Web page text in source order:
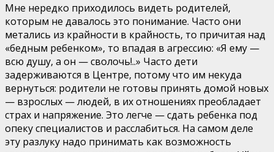
Мне нередко приходилось видеть родителей,
которым не давалось это понимание. Часто они
метались из крайности в крайность, то причитая над
«бедным ребенком», то впадая в агрессию: «Я ему —
всю душу, а он — сволочь!..» Часто дети
задерживаются в Центре, потому что им некуда
вернуться: родители не готовы принять домой новых
— взрослых — людей, в их отношениях преобладает
страх и напряжение. Это легче — сдать ребенка под
опеку специалистов и расслабиться. На самом деле
эту разлуку надо принимать как возможность